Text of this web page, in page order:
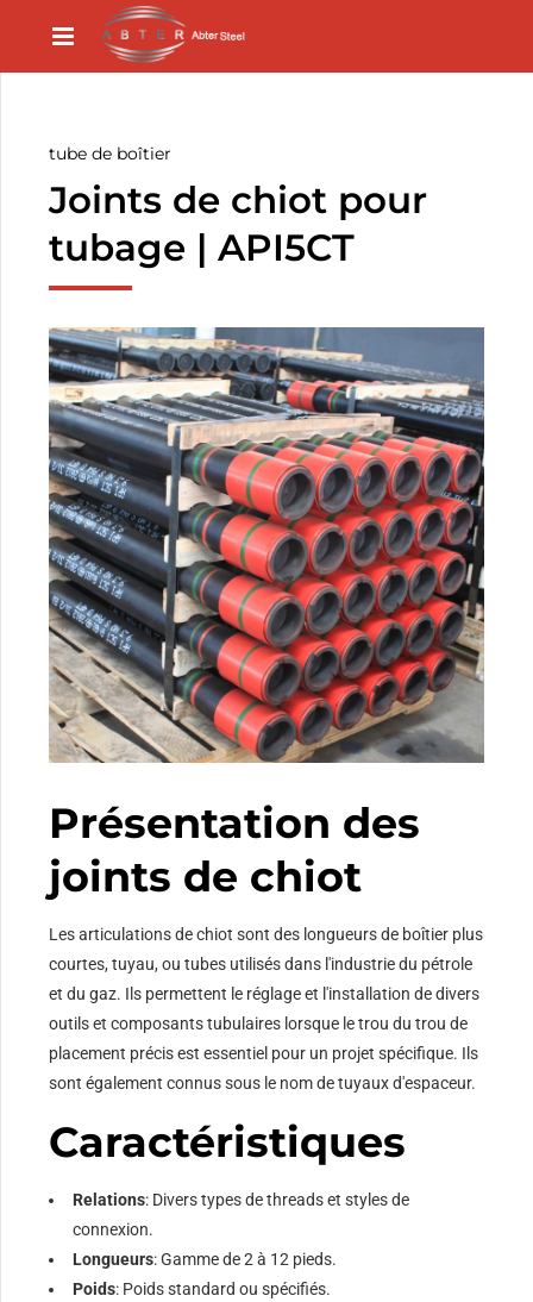
tube de boîtier
Joints de chiot pour
tubage | API5CT
Présentation des
joints de chiot
Les articulations de chiot sont des longueurs de boîtier plus
courtes, tuyau, ou tubes utilisés dans l'industrie du pétrole
et du gaz. Ils permettent le réglage et l'installation de divers
outils et composants tubulaires lorsque le trou du trou de
placement précis est essentiel pour un projet spécifique. Ils
sont également connus sous le nom de tuyaux d'espaceur.
Caractéristiques
Relations: Divers types de threads et styles de
connexion.
Longueurs: Gamme de 2 à 12 pieds.
Poids: Poids standard ou spécifiés.